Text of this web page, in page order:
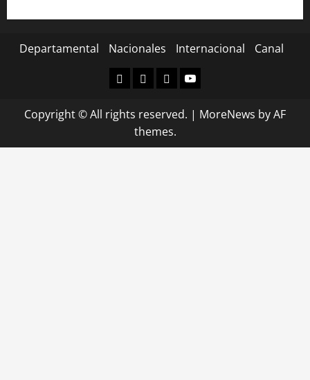
Departamental Nacionales Internacional Canal
Departamental
Nacionales
Internacional
Canal
Copyright © All rights reserved. | MoreNews by AF
themes.